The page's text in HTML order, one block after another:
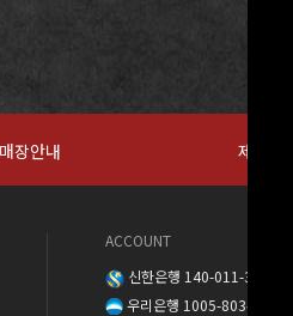
매장안내 제휴문의
ACCOUNT
신한은행 140-011-389888
우리은행 1005-803-373568